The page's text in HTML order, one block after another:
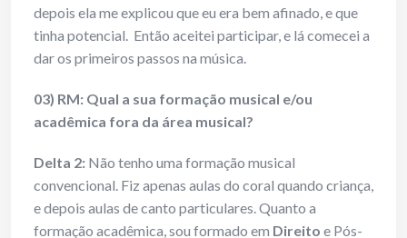
depois ela me explicou que eu era bem afinado, e que
tinha potencial. Então aceitei participar, e lá comecei a
dar os primeiros passos na música.
03) RM: Qual a sua formação musical e/ou
acadêmica fora da área musical?
Delta 2: Não tenho uma formação musical
convencional. Fiz apenas aulas do coral quando criança,
e depois aulas de canto particulares. Quanto a
formação acadêmica, sou formado em Direito e Pós-